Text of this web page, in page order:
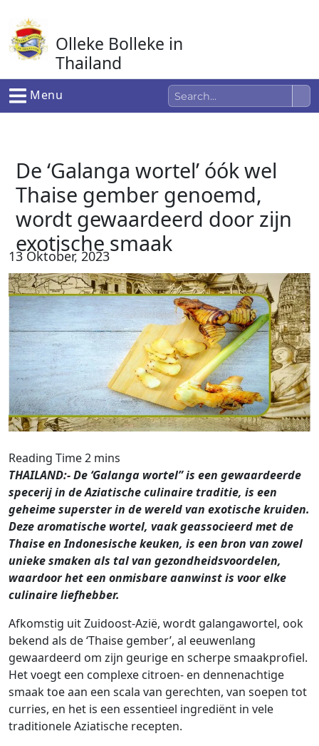
naar
de
inhoud
Olleke Bolleke in
Thailand
In Thailand
Menu
De ‘Galanga wortel’ óók wel
Thaise gember genoemd,
wordt gewaardeerd door zijn
exotische smaak
13 Oktober, 2023
THAILAND:- De ‘Galanga wortel” is een gewaardeerde
specerij in de Aziatische culinaire traditie, is een
geheime superster in de wereld van exotische kruiden.
Deze aromatische wortel, vaak geassocieerd met de
Thaise en Indonesische keuken, is een bron van zowel
unieke smaken als tal van gezondheidsvoordelen,
waardoor het een onmisbare aanwinst is voor elke
culinaire liefhebber.
Afkomstig uit Zuidoost-Azië, wordt galangawortel, ook
bekend als de ‘Thaise gember’, al eeuwenlang
gewaardeerd om zijn geurige en scherpe smaakprofiel.
Het voegt een complexe citroen- en dennenachtige
smaak toe aan een scala van gerechten, van soepen tot
curries, en het is een essentieel ingrediënt in vele
traditionele Aziatische recepten.